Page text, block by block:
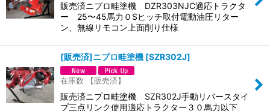
販売済ニプロ畦塗機 DZR303NJC適応トラクタ
ー 25〜45馬力０Sヒッチ取付電動油圧リター
ン、無線リモコン上面削り仕様
[販売済]ニプロ畦塗機 [SZR302J]
在庫数 【販売済】
販売済ニプロ畦塗機 SZR302J手動リバースタイ
プ三点リンク使用適応トラクター３０馬力以下